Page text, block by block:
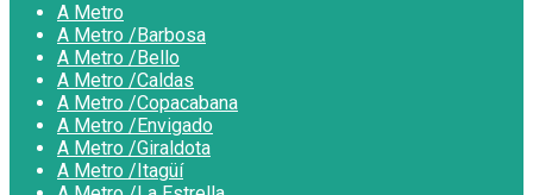
A Metro
A Metro /Barbosa
A Metro /Bello
A Metro /Caldas
A Metro /Copacabana
A Metro /Envigado
A Metro /Giraldota
A Metro /Itagüí